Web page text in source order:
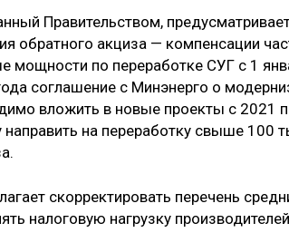
Правительством,
обратного акциза — компенсации
мощности по переработке СУГ с 1
соглашение с Минэнерго о
вложить в новые проекты с 2021
направить на переработку свыше 100
скорректировать перечень
налоговую нагрузку